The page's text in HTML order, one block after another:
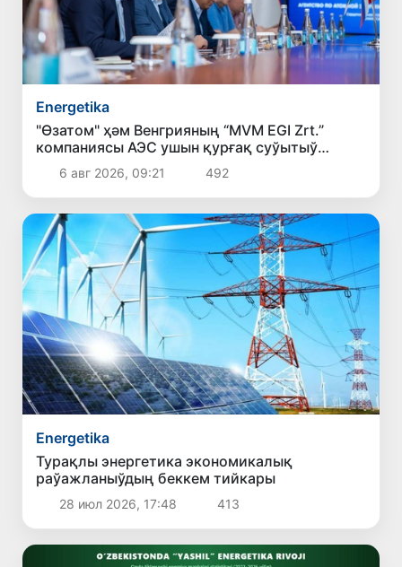
Energetika
"Өзатом" ҳәм Венгрияның “MVM EGI Zrt.”
компаниясы АЭС ушын қурғақ суўытыў
системалары жойбарын әмелге асырыў
мәселесин додалады
6 авг 2026, 09:21 492
Energetika
Турақлы энергетика экономикалық
раўажланыўдың беккем тийкары
28 июл 2026, 17:48 413